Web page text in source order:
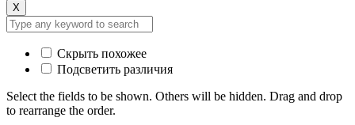
X
Скрыть похожее
Подсветить различия
Select the fields to be shown. Others will be hidden. Drag and drop
to rearrange the order.